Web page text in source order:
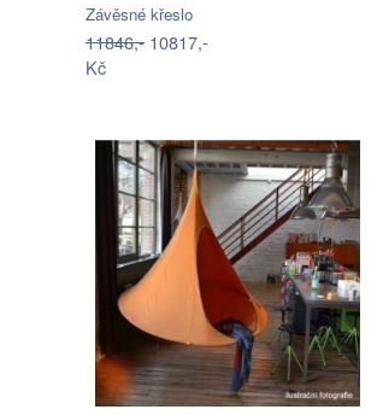
Závěsné křeslo
11846,- 10817,-
Kč